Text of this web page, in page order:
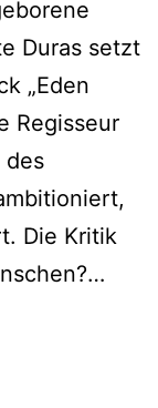
Duras setzt
„Eden
Regisseur
des
Die Kritik